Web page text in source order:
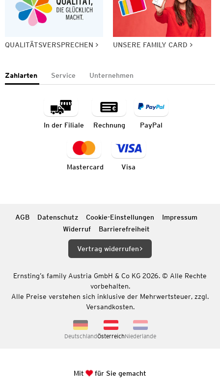
QUALITÄTSVERSPRECHEN UNSERE FAMILY CARD
Zahlarten Service Unternehmen
In der Filiale Rechnung PayPal
Mastercard Visa
AGB Datenschutz Cookie-Einstellungen
Impressum
Widerruf
Barrierefreiheit
Vertrag widerrufen
Ernsting’s family Austria GmbH & Co KG 2026. © Alle Rechte
vorbehalten.
Alle Preise verstehen sich inklusive der Mehrwertsteuer, zzgl.
Versandkosten.
DeutschlandÖsterreichNiederlande
Mit für Sie gemacht